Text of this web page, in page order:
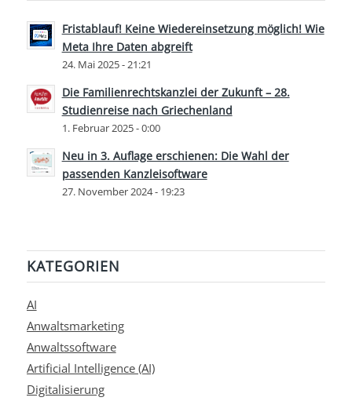
Fristablauf! Keine Wiedereinsetzung möglich! Wie
Meta Ihre Daten abgreift
24. Mai 2025 - 21:21
Die Familienrechtskanzlei der Zukunft – 28.
Studienreise nach Griechenland
1. Februar 2025 - 0:00
Neu in 3. Auflage erschienen: Die Wahl der
passenden Kanzleisoftware
27. November 2024 - 19:23
KATEGORIEN
AI
Anwaltsmarketing
Anwaltssoftware
Artificial Intelligence (AI)
Digitalisierung